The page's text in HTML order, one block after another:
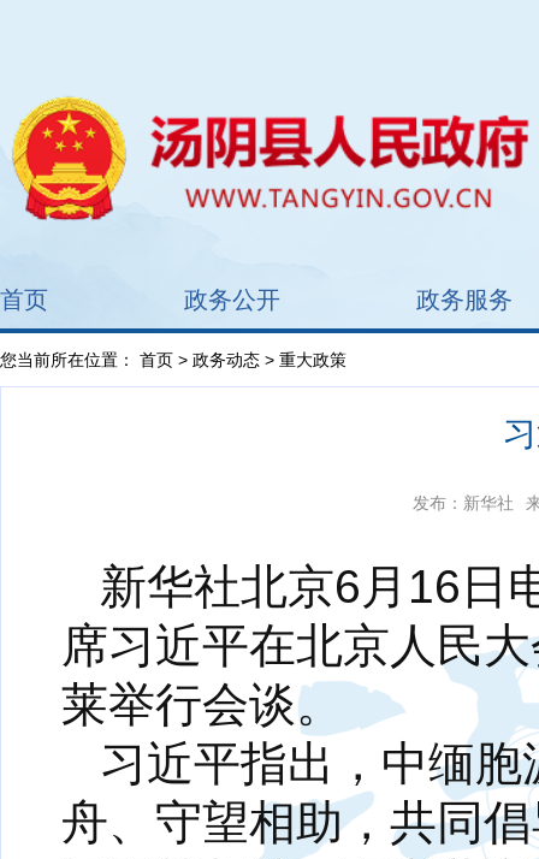
首页 政务公开 政务服务
您当前所在位置： 首页 > 政务动态 > 重大政策
发布：新华社
新华社北京6月16日
席习近平在北京人民
莱举行会谈。
习近平指出，中缅
舟、守望相助，共同